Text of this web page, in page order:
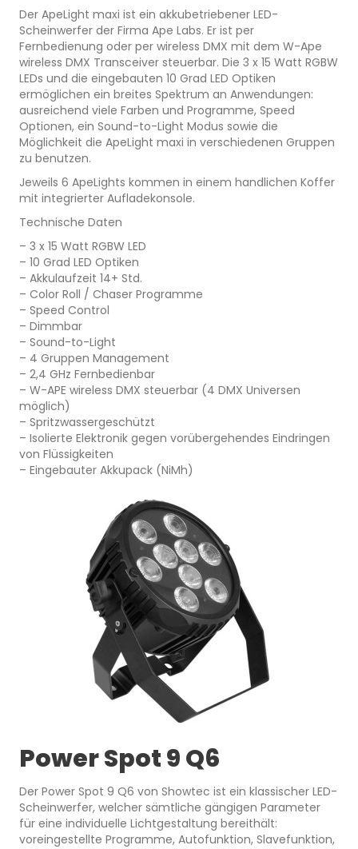
Der ApeLight maxi ist ein akkubetriebener LED-
Scheinwerfer der Firma Ape Labs. Er ist per
Fernbedienung oder per wireless DMX mit dem W-Ape
wireless DMX Transceiver steuerbar. Die 3 x 15 Watt RGBW
LEDs und die eingebauten 10 Grad LED Optiken
ermöglichen ein breites Spektrum an Anwendungen:
ausreichend viele Farben und Programme, Speed
Optionen, ein Sound-to-Light Modus sowie die
Möglichkeit die ApeLight maxi in verschiedenen Gruppen
zu benutzen.
Jeweils 6 ApeLights kommen in einem handlichen Koffer
mit integrierter Aufladekonsole.
Technische Daten
– 3 x 15 Watt RGBW LED
– 10 Grad LED Optiken
– Akkulaufzeit 14+ Std.
– Color Roll / Chaser Programme
– Speed Control
– Dimmbar
– Sound-to-Light
– 4 Gruppen Management
– 2,4 GHz Fernbedienbar
– W-APE wireless DMX steuerbar (4 DMX Universen
möglich)
– Spritzwassergeschützt
– Isolierte Elektronik gegen vorübergehendes Eindringen
von Flüssigkeiten
– Eingebauter Akkupack (NiMh)
Power Spot 9 Q6
Der Power Spot 9 Q6 von Showtec ist ein klassischer LED-
Scheinwerfer, welcher sämtliche gängigen Parameter
für eine individuelle Lichtgestaltung bereithält:
voreingestellte Programme, Autofunktion, Slavefunktion,